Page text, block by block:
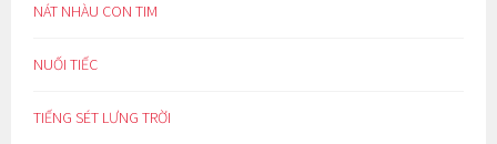
NÁT NHÀU CON TIM
NUỐI TIẾC
TIẾNG SÉT LƯNG TRỜI